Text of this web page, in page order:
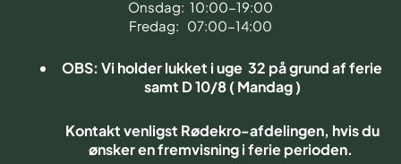
Onsdag: 10:00-19:00
Fredag: 07:00-14:00
OBS: Vi holder lukket i uge 32 på grund af ferie
samt D 10/8 ( Mandag )
Kontakt venligst Rødekro-afdelingen, hvis du
ønsker en fremvisning i ferie perioden.